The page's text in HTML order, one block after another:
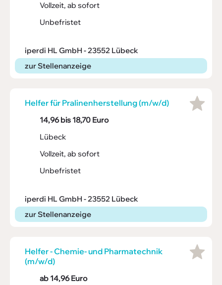
Vollzeit, ab sofort
Unbefristet
iperdi HL GmbH - 23552 Lübeck
zur Stellenanzeige
Helfer für Prali­nen­her­stel­lung (m/w/d)
14,96 bis 18,70 Euro
Lübeck
Vollzeit, ab sofort
Unbefristet
iperdi HL GmbH - 23552 Lübeck
zur Stellenanzeige
Helfer - Chemie- und Phar­ma­technik
(m/w/d)
ab 14,96 Euro